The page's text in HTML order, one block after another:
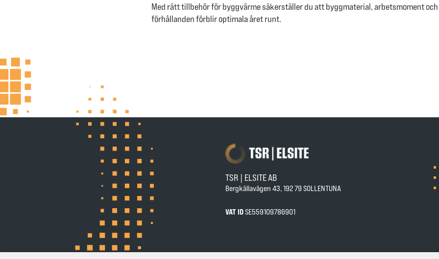
Med rätt tillbehör för byggvärme säkerställer du att byggmaterial, arbetsmoment
förhållanden förblir optimala året runt.
TSR | ELSITE AB
Bergkällavägen 43, 192 79 SOLLENTUNA
VAT IDSE559109786901